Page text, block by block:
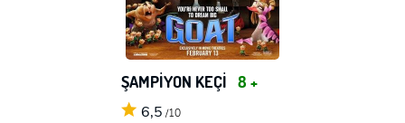
ŞAMPİYON KEÇİ 8 +
6,5 /10